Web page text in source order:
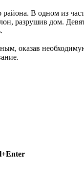
В одном из
разрушив дом.
оказав